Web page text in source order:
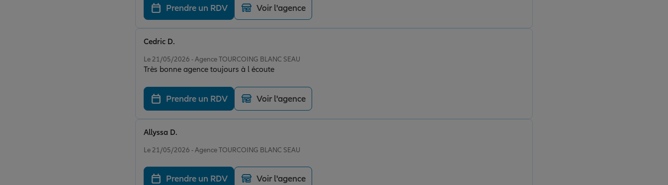
Prendre un RDV Voir l'agence
Le 21/05/2026 - Agence TOURCOING BLANC SEAU
Très bonne agence toujours à l écoute
Cedric D.
Prendre un RDV Voir l'agence
Le 21/05/2026 - Agence TOURCOING BLANC SEAU
Allyssa D.
Prendre un RDV Voir l'agence